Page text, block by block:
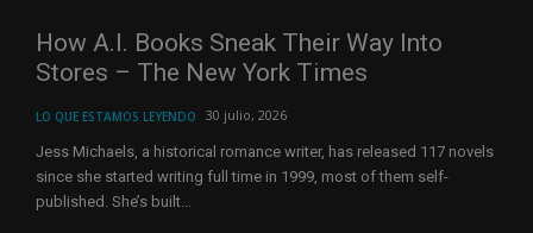
How A.I. Books Sneak Their Way Into
Stores – The New York Times
LO QUE ESTAMOS LEYENDO 30 julio, 2026
Jess Michaels, a historical romance writer, has released 117 novels
since she started writing full time in 1999, most of them self-
published. She’s built...